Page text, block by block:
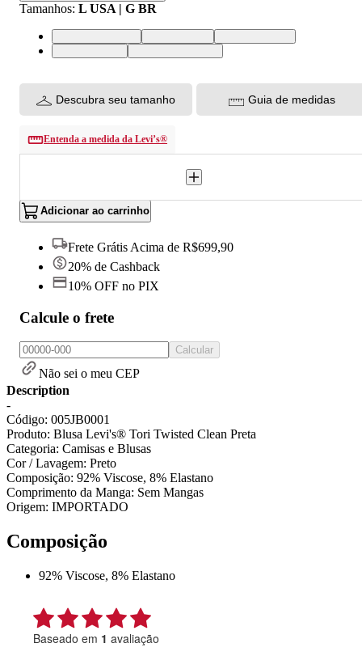
Tamanhos: L USA | G BR
XS USA | PP BRS USA | P BRM USA | M BR
L USA | G BRXL USA | GG BR
Descubra seu tamanho Guia de medidas
Entenda a medida da Levi’s®
Adicionar ao carrinho
Frete Grátis Acima de R$699,90
20% de Cashback
10% OFF no PIX
Calcule o frete
Calcular
Não sei o meu CEP
Description
-
Código: 005JB0001
Produto: Blusa Levi's® Tori Twisted Clean Preta
Categoria: Camisas e Blusas
Cor / Lavagem: Preto
Composição: 92% Viscose, 8% Elastano
Comprimento da Manga: Sem Mangas
Origem: IMPORTADO
Composição
92% Viscose, 8% Elastano
Baseado em 1 avaliação